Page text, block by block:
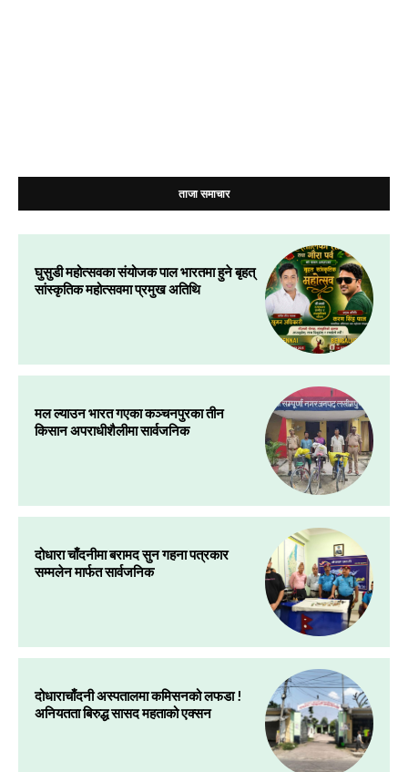
ताजा समाचार
घुसुडी महोत्सवका संयोजक पाल भारतमा हुने बृहत्
सांस्कृतिक महोत्सवमा प्रमुख अतिथि
मल ल्याउन भारत गएका कञ्चनपुरका तीन
किसान अपराधीशैलीमा सार्वजनिक
दोधारा चाँदनीमा बरामद सुन गहना पत्रकार
सम्मलेन मार्फत सार्वजनिक
दोधाराचाँदनी अस्पतालमा कमिसनको लफडा !
अनियतता बिरुद्ध सासद महताको एक्सन